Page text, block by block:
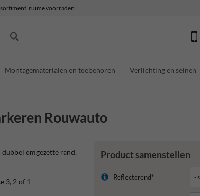
ruime voorraden
Montagematerialen en toebehoren Verlichting en seinen
Rouwauto
Product samenstellen
Reflecterend*
omgezette rand.
3, 2 of 1